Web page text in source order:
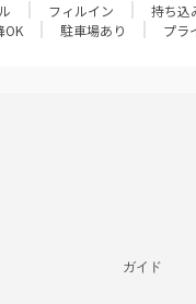
フィルイン 持ち込
OK
駐車場あり プラ
ガイド